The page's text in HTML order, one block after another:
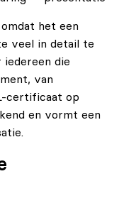
het een
veel in detail te
die
van
certificaat op
en vormt een